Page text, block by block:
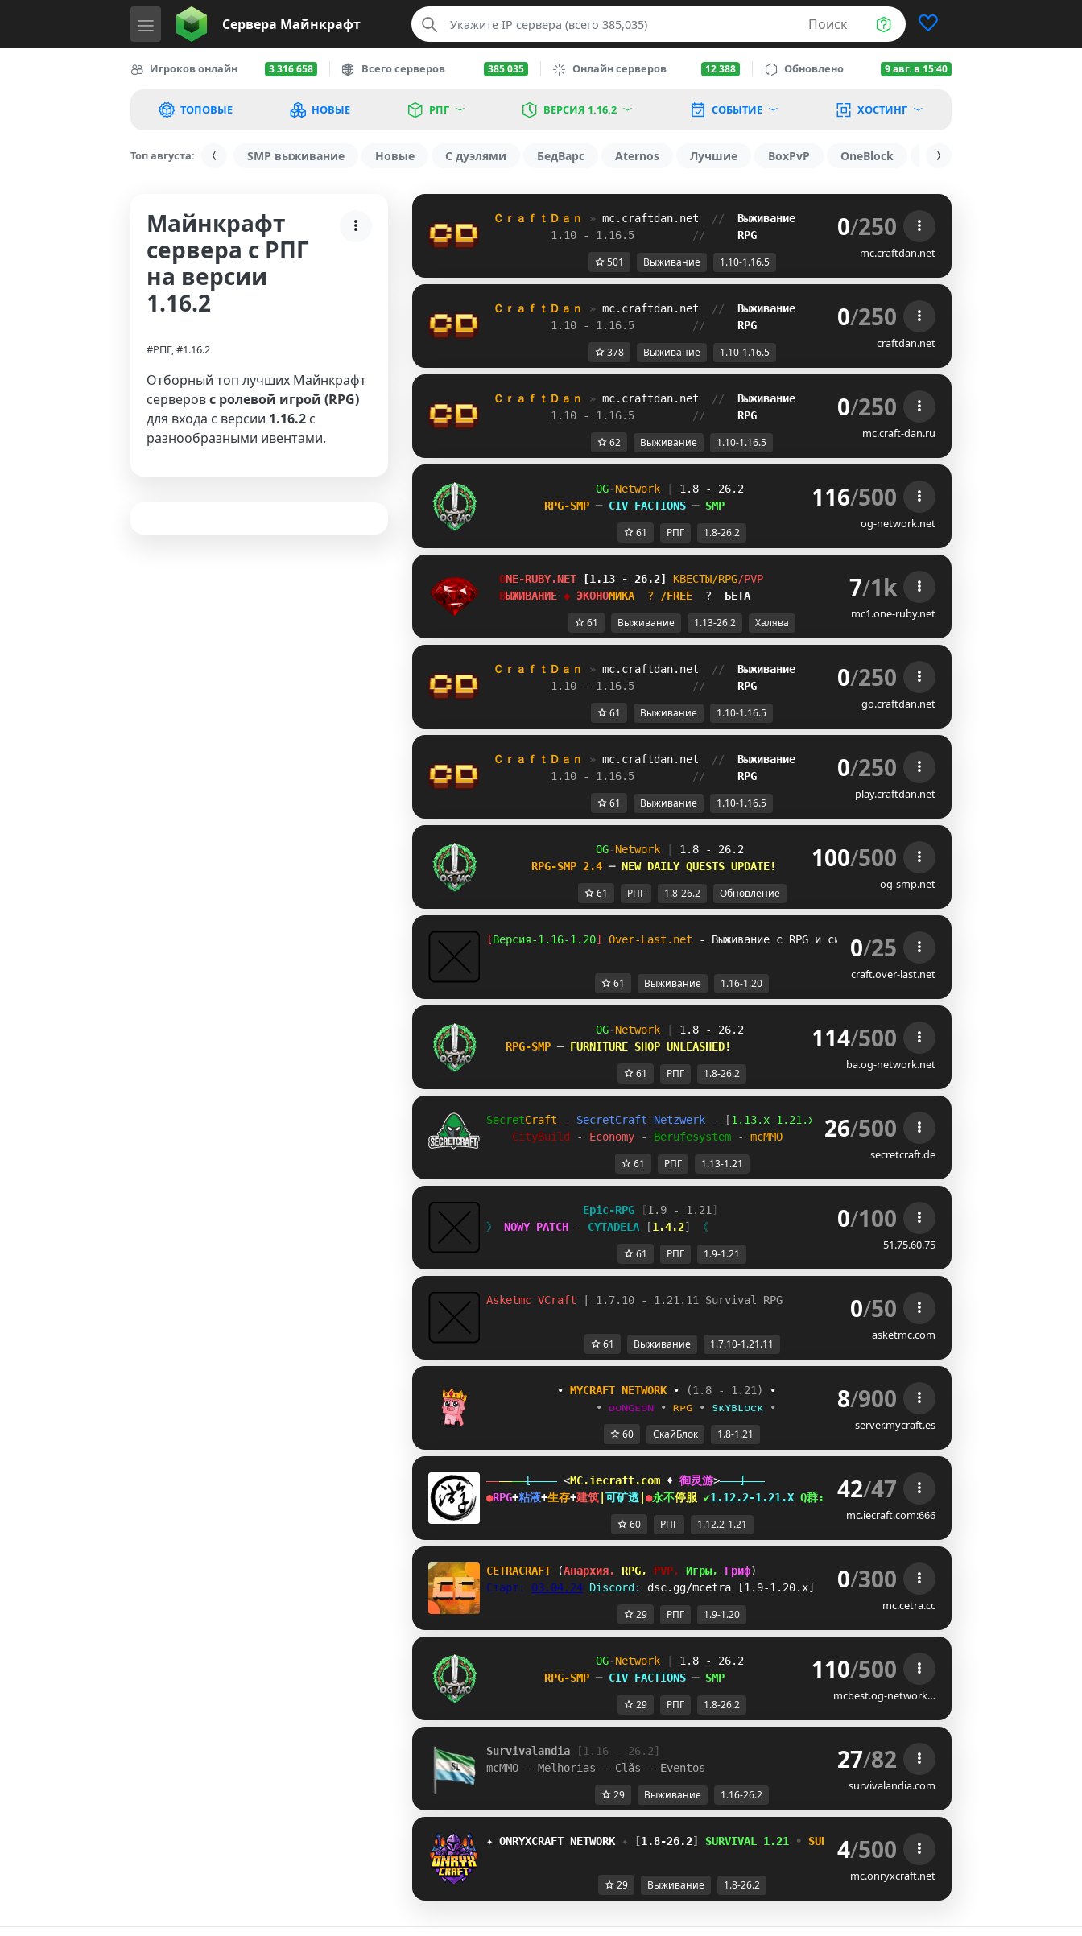
Сервера Майнкрафт Поиск
Игроков онлайн 3 316 658 Всего серверов 385 035 Онлайн серверов 12 388 Обновлено 9 авг. в 15:40
ТОПОВЫЕ НОВЫЕ РПГ ВЕРСИЯ 1.16.2 СОБЫТИЕ ХОСТИНГ
Топ августа: SMP выживание Новые С дуэлями БедВарс Aternos Лучшие BoxPvP OneBlock 1.19.3
Майнкрафт
сервера с РПГ
на версии
1.16.2
#РПГ, #1.16.2
Отборный топ лучших Майнкрафт
серверовс ролевой игрой (RPG)
для входа с версии 1.16.2 с
разнообразными ивентами.
ＣｒａｆｔＤａｎ » mc.craftdan.net // Выживание
1.10 - 1.16.5
// RPG 0/250
mc.craftdan.net
501 Выживание 1.10-1.16.5
ＣｒａｆｔＤａｎ » mc.craftdan.net // Выживание
1.10 - 1.16.5
// RPG 0/250
craftdan.net
378 Выживание 1.10-1.16.5
ＣｒａｆｔＤａｎ » mc.craftdan.net // Выживание
1.10 - 1.16.5
// RPG 0/250
mc.craft-dan.ru
62 Выживание 1.10-1.16.5
OG-Network
1.8 - 26.2
RPG-SMP ─ CIV FACTIONS ─ SMP 116/500
og-network.net
61 РПГ 1.8-26.2
ONE-RUBY.NET [1.13 - 26.2] КВЕСТЫ/RPG/PVP
ВЫЖИВАНИЕ ◆ ЭКОНОМИКА ? /FREE ? БЕТА 7/1k
mc1.one-ruby.net
61 Выживание 1.13-26.2 Халява
ＣｒａｆｔＤａｎ » mc.craftdan.net // Выживание
1.10 - 1.16.5
// RPG 0/250
go.craftdan.net
61 Выживание 1.10-1.16.5
ＣｒａｆｔＤａｎ » mc.craftdan.net // Выживание
1.10 - 1.16.5
// RPG 0/250
play.craftdan.net
61 Выживание 1.10-1.16.5
OG-Network
1.8 - 26.2
RPG-SMP 2.4 ─ NEW DAILY QUESTS UPDATE! 100/500
og-smp.net
61 РПГ 1.8-26.2 Обновление
[Версия-1.16-1.20] Over-Last.net - Выживание с RPG и сильными мобами! Брось вызов себе!
0/25
craft.over-last.net
61 Выживание 1.16-1.20
OG-Network
1.8 - 26.2
RPG-SMP ─ FURNITURE SHOP UNLEASHED! 114/500
ba.og-network.net
61 РПГ 1.8-26.2
SecretCraft - SecretCraft Netzwerk - [1.13.x-1.21.x
CityBuild
- Economy - Berufesystem - mcMMO 26/500
secretcraft.de
61 РПГ 1.13-1.21
Epic-RPG [1.9 - 1.21 ]
》 NOWY PATCH - CYTADELA [1.4.2] 《 0/100
51.75.60.75
61 РПГ 1.9-1.21
Asketmc VCraft | 1.7.10 - 1.21.11 Survival RPG 0/50
asketmc.com
61 Выживание 1.7.10-1.21.11
• MYCRAFT NETWORK • (1.8 - 1.21)
•
•
ᴅᴜɴɢᴇᴏɴ • ʀᴘɢ • sᴋʏʙʟᴏᴄᴋ • 8/900
server.mycraft.es
60 СкайБлок 1.8-1.21
[ <MC.iecraft.com ♦ 御灵游> ]
●RPG+粘液+生存+建筑 可矿透 ●永不停服 ✔1.12.2-1.21.X Q群: 650618427
42/47
mc.iecraft.com:666
60 РПГ 1.12.2-1.21
CETRACRAFT (Анархия, RPG, PVP, Игры, Гриф)
Старт: 03.04.24 Discord: dsc.gg/mcetra [1.9-1.20.x] 0/300
mc.cetra.cc
29 РПГ 1.9-1.20
OG-Network
1.8 - 26.2
RPG-SMP ─ CIV FACTIONS ─ SMP 110/500
mcbest.og-network…
29 РПГ 1.8-26.2
Survivalandia
[1.16 - 26.2]
mcMMO - Melhorias - Clãs - Eventos
27/82
survivalandia.com
29 Выживание 1.16-26.2
✦ ONRYXCRAFT NETWORK ✦ [1.8-26.2] SURVIVAL 1.21 • SURVIVAL RPG • PracticePVP
4/500
mc.onryxcraft.net
29 Выживание 1.8-26.2